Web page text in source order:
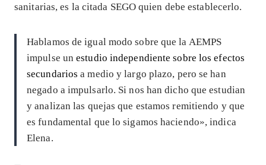
sanitarias, es la citada SEGO quien debe establecerlo.
Hablamos de igual modo sobre que la AEMPS
impulse unestudio independiente sobre los efectos
secundarios a medio y largo plazo, pero se han
negado a impulsarlo. Si nos han dicho que estudian
y analizan las quejas que estamos remitiendo y que
es fundamental que lo sigamos haciendo», indica
Elena.